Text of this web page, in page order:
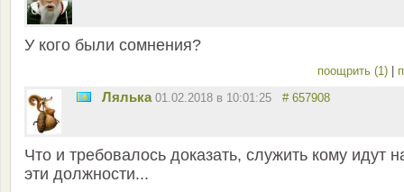
У кого были сомнения?
поощрить (1)
Лялька 01.02.2018 в 10:01:25 # 657908
Что и требовалось доказать, служить кому идут
эти должности...